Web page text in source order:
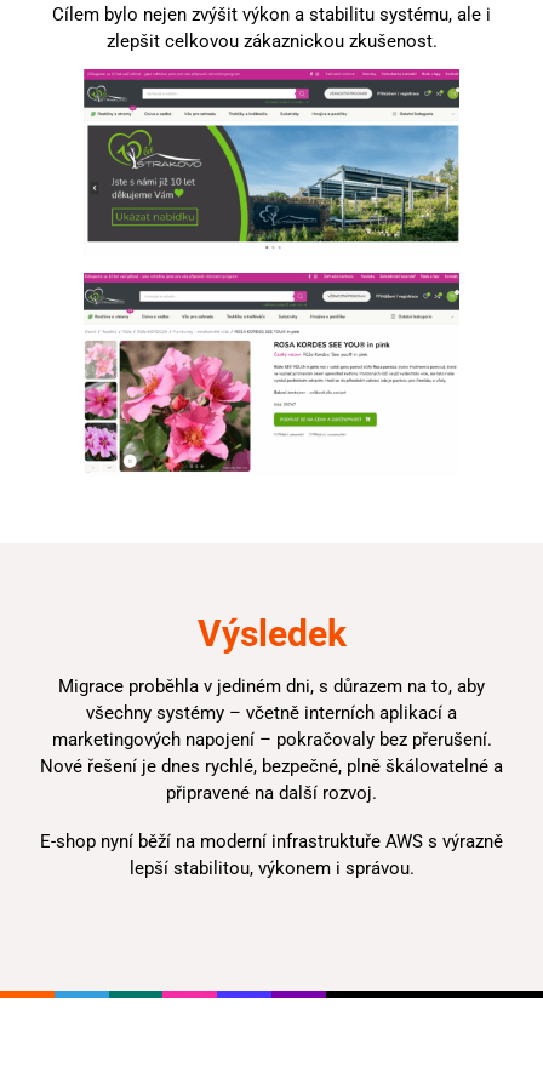
Cílem bylo nejen zvýšit výkon a stabilitu systému, ale i
zlepšit celkovou zákaznickou zkušenost.
Výsledek
Migrace proběhla v jediném dni, s důrazem na to, aby
všechny systémy – včetně interních aplikací a
marketingových napojení – pokračovaly bez přerušení.
Nové řešení je dnes rychlé, bezpečné, plně škálovatelné a
připravené na další rozvoj.
E-shop nyní běží na moderní infrastruktuře AWS s výrazně
lepší stabilitou, výkonem i správou.